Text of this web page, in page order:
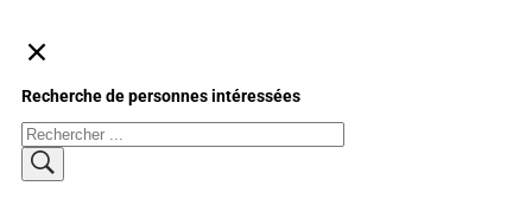
Recherche de personnes intéressées
Rechercher